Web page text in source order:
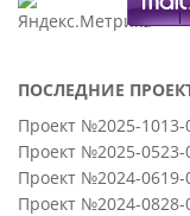
ПОСЛЕДНИЕ
Проект №2025-1013-
Проект №2025-
Проект №2024-0619-
Проект №2024-0828-